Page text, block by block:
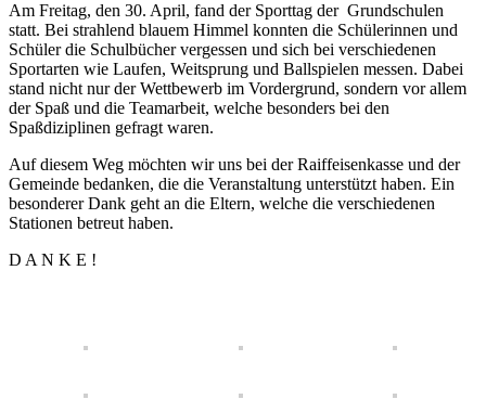
Am Freitag, den 30. April, fand der Sporttag der Grundschulen
statt. Bei strahlend blauem Himmel konnten die Schülerinnen und
Schüler die Schulbücher vergessen und sich bei verschiedenen
Sportarten wie Laufen, Weitsprung und Ballspielen messen. Dabei
stand nicht nur der Wettbewerb im Vordergrund, sondern vor allem
der Spaß und die Teamarbeit, welche besonders bei den
Spaßdiziplinen gefragt waren.
Auf diesem Weg möchten wir uns bei der Raiffeisenkasse und der
Gemeinde bedanken, die die Veranstaltung unterstützt haben. Ein
besonderer Dank geht an die Eltern, welche die verschiedenen
Stationen betreut haben.
D A N K E !